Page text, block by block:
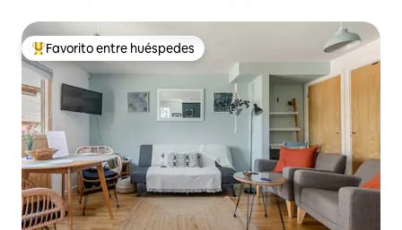
Favorito entre huéspedes preferido
Favorito entre huéspedes